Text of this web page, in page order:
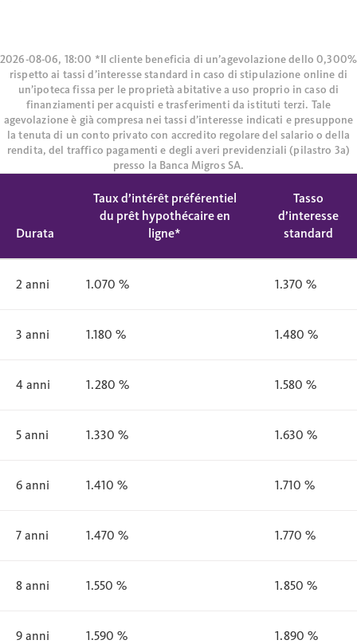
2026-08-06, 18:00 *Il cliente beneficia di un’agevolazione dello 0,300%
rispetto ai tassi d’interesse standard in caso di stipulazione online di
un’ipoteca fissa per le proprietà abitative a uso proprio in caso di
finanziamenti per acquisti e trasferimenti da istituti terzi. Tale
agevolazione è già compresa nei tassi d’interesse indicati e presuppone
la tenuta di un conto privato con accredito regolare del salario o della
rendita, del traffico pagamenti e degli averi previdenziali (pilastro 3a)
presso la Banca Migros SA.
Durata
Taux d’intérêt préférentiel
du prêt hypothécaire en
ligne*
Tasso
d’interesse
standard
2 anni 1.070 % 1.370 %
3 anni 1.180 % 1.480 %
4 anni 1.280 % 1.580 %
5 anni 1.330 % 1.630 %
6 anni 1.410 % 1.710 %
7 anni 1.470 % 1.770 %
8 anni 1.550 % 1.850 %
9 anni 1.590 % 1.890 %